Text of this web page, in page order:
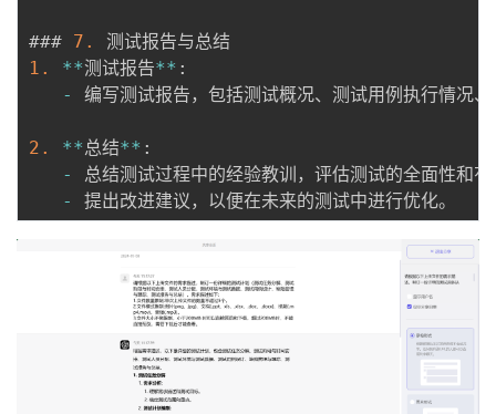
### 7.
1.
**测试报告** :
-
编写测试报告，包括测试概况、测试用例执行情况
2. **总结** :
-
总结测试过程中的经验教训，评估测试的全面性和有
-